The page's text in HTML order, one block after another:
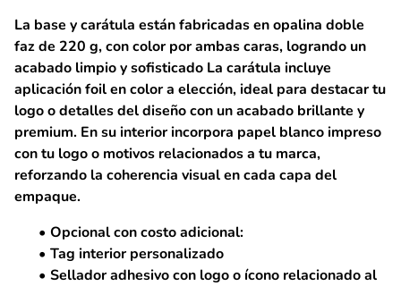
La base y carátula están fabricadas enopalina doble
faz de 220 g, con color por ambas caras, logrando un
acabado limpio y sofisticado La carátula incluye
aplicación foil en color a elección, ideal para destacar tu
logo o detalles del diseño con un acabado brillante y
premium. En su interior incorpora papel blanco impreso
con tu logo o motivos relacionados a tu marca,
reforzando la coherencia visual en cada capa del
empaque.
Opcional con costo adicional:
Tag interior personalizado
Sellador adhesivo con logo o ícono relacionado al